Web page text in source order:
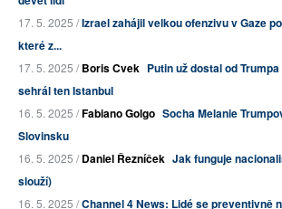
17. 5. 2025 /Izrael zahájil velkou ofenzivu v Gaze
které z...
17. 5. 2025 /Boris Cvek Putin už dostal od
sehrál ten Istanbul
16. 5. 2025 /Fabiano Golgo Socha Melanie
Slovinsku
16. 5. 2025 /Daniel Řezníček Jak funguje
slouží)
16. 5. 2025 /Channel 4 News: Lidé se preventivně